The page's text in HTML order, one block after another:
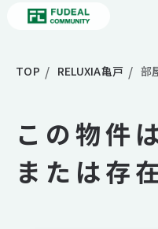
TOP RELUXIA亀戸 部
この物件
または存